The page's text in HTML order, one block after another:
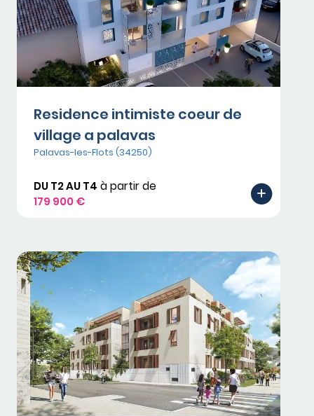
Residence intimiste coeur de
village a palavas
Palavas-les-Flots (34250)
DU T2 AU T4 à partir de
179 900 €